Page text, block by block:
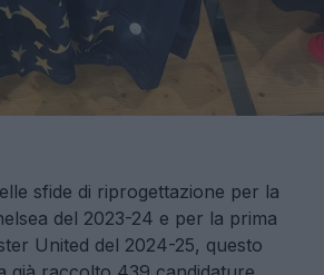
sfide di riprogettazione per la
del 2023-24 e per la prima
United del 2024-25, questo